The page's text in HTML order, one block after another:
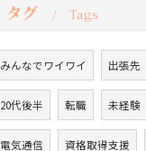
タグ Tags
みんなでワイワイ 出張先
20代後半 転職 未経験
電気通信 資格取得支援